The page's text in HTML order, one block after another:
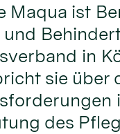
Maqua ist
in
sie über
des